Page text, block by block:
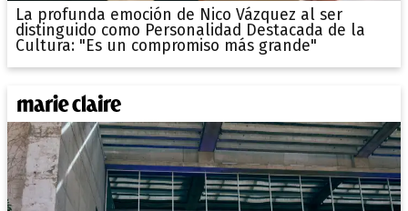
La profunda emoción de Nico Vázquez al ser
distinguido como Personalidad Destacada de la
Cultura: "Es un compromiso más grande"